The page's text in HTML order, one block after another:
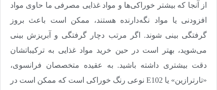
از آنجا که بیشتر خوراکی‌ها و مواد غذایی مصرفی ما حاوی مواد
افزودنی یا مواد نگه‌دارنده هستند، ممکن است باعث بروز
گرفتگی بینی شوند. اگر مرتب دچار گرفتگی و آبریزش بینی
می‌شوید، بهتر است در حین خرید مواد غذایی به ترکیباتشان
دقت بیشتری داشته باشید. به عقیده متخصصان فرانسوی،
«تارترازین» یا E102 نوعی رنگ خوراکی است که ممکن است در